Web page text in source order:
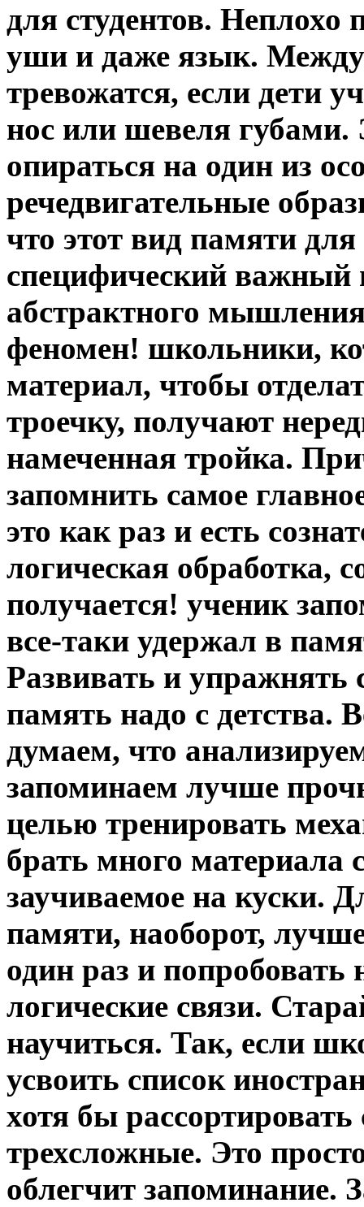
для студентов. Неплохо
уши и даже язык.
тревожатся, если дети
нос или шевеля
опираться на один из
речедвигательные
что этот вид памяти
специфический
абстрактного
феномен! школьники,
материал, чтобы
троечку, получают
намеченная тройка.
запомнить самое
это как раз и есть
логическая обработка,
получается! ученик
все-таки удержал в
Развивать и
память надо с детства.
думаем, что
запоминаем лучше
целью тренировать
брать много материала
заучиваемое на куски.
памяти, наоборот,
один раз и попробовать
логические связи.
научиться. Так, если
усвоить список
хотя бы
трехсложные. Это
облегчит запоминание.